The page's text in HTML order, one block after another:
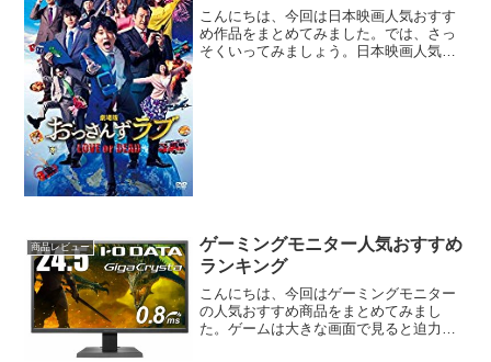
こんにちは、今回は日本映画人気おすす
め作品をまとめてみました。では、さっ
そくいってみましょう。日本映画人気お
商品レビュー
ゲーミングモニター人気おすすめ
ランキング
こんにちは、今回はゲーミングモニター
の人気おすすめ商品をまとめてみまし
た。ゲームは大きな画面で見ると迫力も